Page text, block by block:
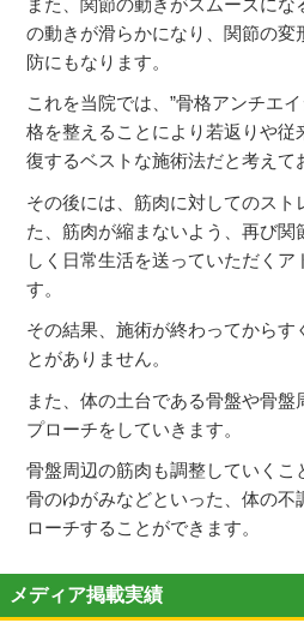
の動きが滑らかになり、関節の変
防にもなります。
これを当院では、”骨格アンチエ
格を整えることにより若返りや従
復するベストな施術法だと考えて
その後には、筋肉に対してのスト
た、筋肉が縮まないよう、再び関
しく日常生活を送っていただくア
す。
その結果、施術が終わってからす
とがありません。
また、体の土台である骨盤や骨
プローチをしていきます。
骨盤周辺の筋肉も調整していくこ
骨のゆがみなどといった、体の不
ローチすることができます。
メディア掲載実績